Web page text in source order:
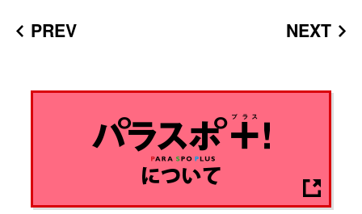
PREV NEXT